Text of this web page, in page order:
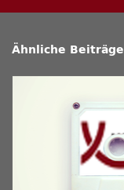
Ähnliche Beiträge